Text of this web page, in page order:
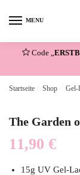
MENU
Code „
Startseite Shop Gel-
The Garden
11,90 €
15g UV Gel-